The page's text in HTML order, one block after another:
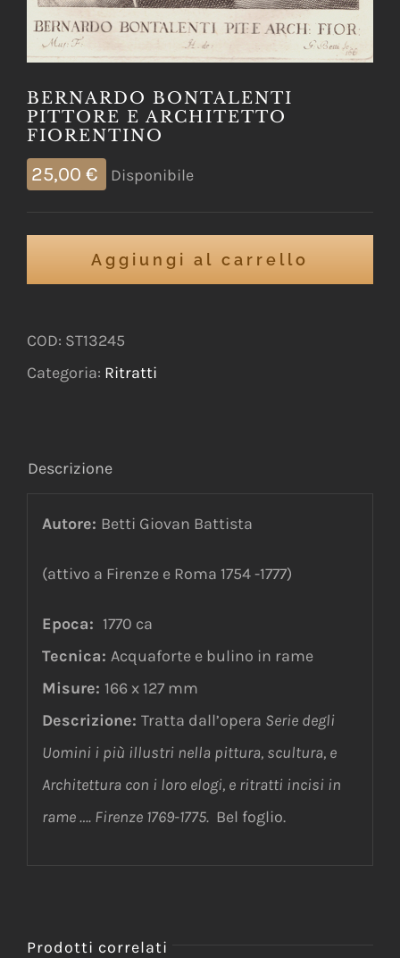
BERNARDO BONTALENTI
PITTORE E ARCHITETTO
FIORENTINO
25,00 € Disponibile
Aggiungi al carrello
COD: ST13245
Categoria: Ritratti
Descrizione
Autore: Betti Giovan Battista
(attivo a Firenze e Roma 1754 -1777)
Epoca: 1770 ca
Tecnica: Acquaforte e bulino in rame
Misure: 166 x 127 mm
Descrizione: Tratta dall’opera Serie degli
Uomini i più illustri nella pittura, scultura, e
Architettura con i loro elogi, e ritratti incisi in
rame …. Firenze 1769-1775. Bel foglio.
Prodotti correlati